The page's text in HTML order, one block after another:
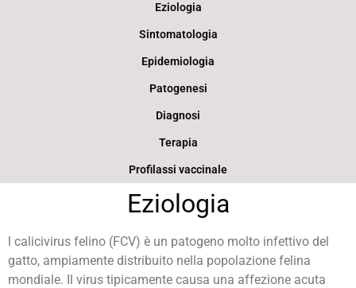
Calicivirus
Felino
Eziologia
Sintomatologia
Epidemiologia
Patogenesi
Diagnosi
Terapia
Profilassi vaccinale
Eziologia
l calicivirus felino (FCV) è un patogeno molto infettivo del
gatto, ampiamente distribuito nella popolazione felina
mondiale. Il virus tipicamente causa una affezione acuta